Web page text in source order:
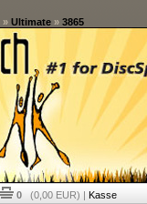
» Ultimate» 3865
0 (0,00 EUR) | Kasse